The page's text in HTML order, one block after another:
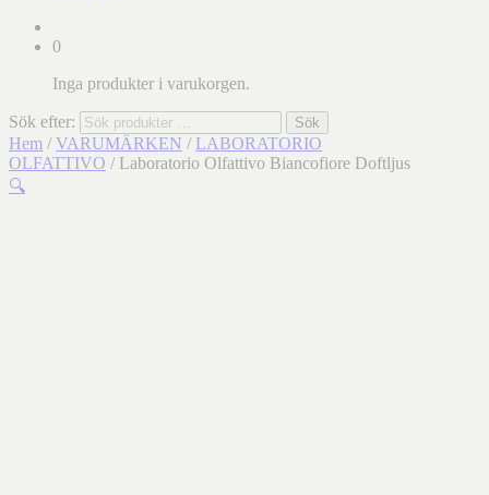
0
Inga produkter i varukorgen.
Sök efter: Sök
Hem / VARUMÄRKEN / LABORATORIO
OLFATTIVO / Laboratorio Olfattivo Biancofiore Doftljus
🔍